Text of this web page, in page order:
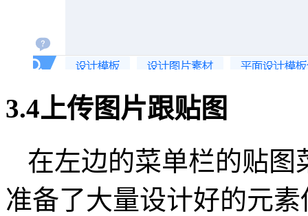
3.4上传图片跟贴图
在左边的菜单栏的贴图
准备了大量设计好的元